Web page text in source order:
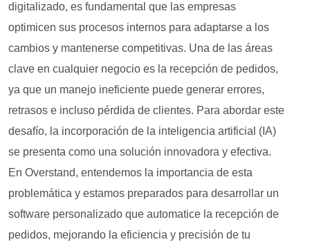
digitalizado, es fundamental que las empresas
optimicen sus procesos internos para adaptarse a los
cambios y mantenerse competitivas. Una de las áreas
clave en cualquier negocio es la recepción de pedidos,
ya que un manejo ineficiente puede generar errores,
retrasos e incluso pérdida de clientes. Para abordar este
desafío, la incorporación de la inteligencia artificial (IA)
se presenta como una solución innovadora y efectiva.
En Overstand, entendemos la importancia de esta
problemática y estamos preparados para desarrollar un
software personalizado que automatice la recepción de
pedidos, mejorando la eficiencia y precisión de tu